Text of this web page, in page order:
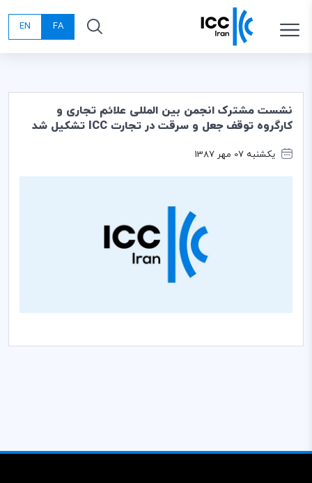
FA
EN
نشست مشترک انجمن بین المللی علائم تجاری و
کارگروه توقف جعل و سرقت در تجارت ICC تشکیل شد
یکشنبه 07 مهر 1387